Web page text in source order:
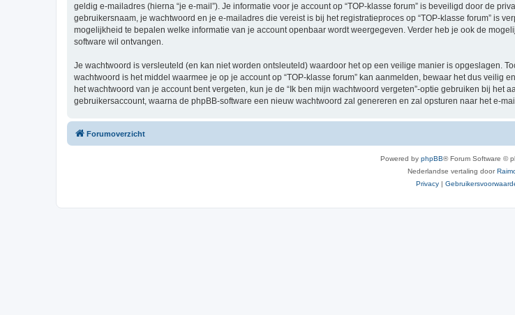
geldig e-mailadres (hierna “je e-mail”). Je informatie voor je account op “TOP-klasse forum” is beveiligd door de
gebruikersnaam, je wachtwoord en je e-mailadres die vereist is bij het registratieproces op “TOP-klasse forum” is
mogelijkheid te bepalen welke informatie van je account openbaar wordt weergegeven. Verder heb je ook de
software wil ontvangen.
Je wachtwoord is versleuteld (en kan niet worden ontsleuteld) waardoor het op een veilige manier is opgeslagen.
wachtwoord is het middel waarmee je op je account op “TOP-klasse forum” kan aanmelden, bewaar het dus veilig
het wachtwoord van je account bent vergeten, kun je de “Ik ben mijn wachtwoord vergeten”-optie gebruiken bij
gebruikersaccount, waarna de phpBB-software een nieuw wachtwoord zal genereren en zal opsturen naar het e-
Forumoverzicht
Powered by phpBB® Forum Software ©
Nederlandse vertaling door
Privacy |